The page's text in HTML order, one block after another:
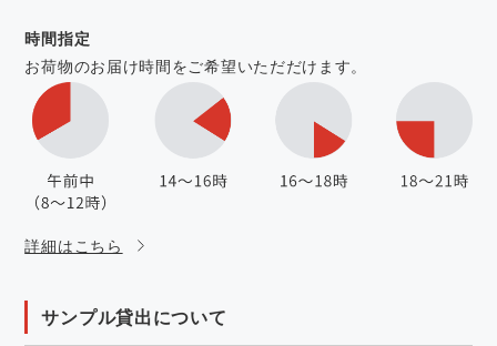
時間指定
お荷物のお届け時間をご希望いただだけます。
詳細はこちら
サンプル貸出について